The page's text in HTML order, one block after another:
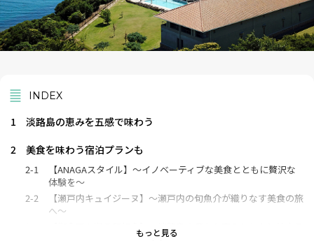
もっと見る
INDEX
1
淡路島の恵みを五感で味わう
2
美食を味わう宿泊プランも
2-1
【ANAGAスタイル】～イノベーティブな美食とともに贅沢な
体験を～
2-2
【瀬戸内キュイジーヌ】～瀬戸内の旬魚介が織りなす美食の旅
へ～
【御食国を巡る和朝食】～淡路島の豊かな恵みとともに始まる